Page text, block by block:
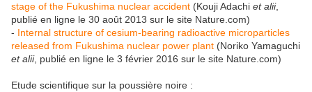
stage of the Fukushima nuclear accident (Kouji Adachi et alii,
publié en ligne le 30 août 2013 sur le site Nature.com)
- Internal structure of cesium-bearing radioactive microparticles
released from Fukushima nuclear power plant (Noriko Yamaguchi
et alii, publié en ligne le 3 février 2016 sur le site Nature.com)
Etude scientifique sur la poussière noire :